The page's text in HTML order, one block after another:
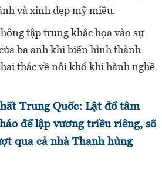
và xinh đẹp mỹ miều.
tập trung khắc họa vào sự
ba anh khi biến hình thành
thác về nỗi khổ khi hành nghề
Trung Quốc: Lật đổ tâm
để lập vương triều riêng, số
qua cả nhà Thanh hùng